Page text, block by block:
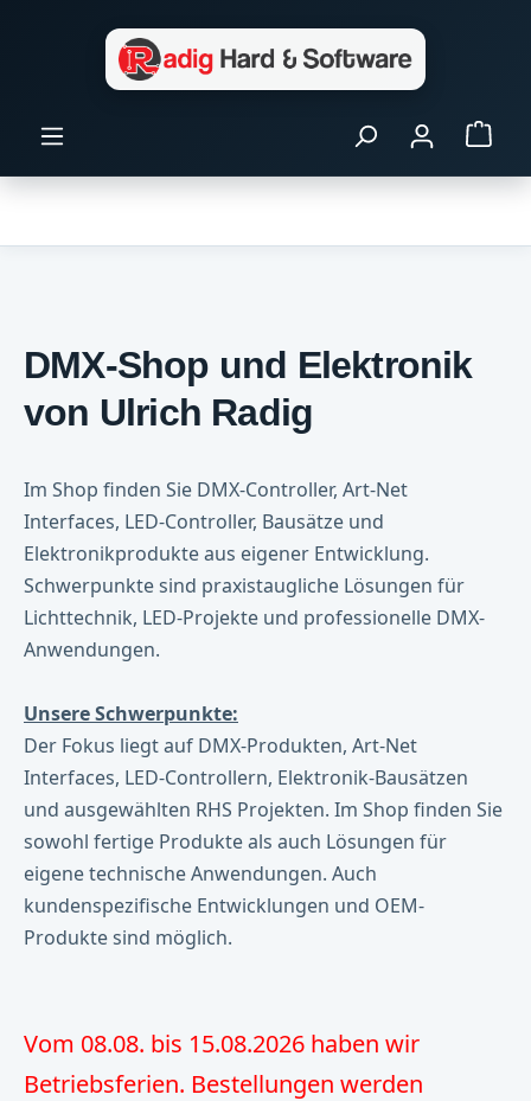
Zum Hauptinhalt springen
DMX-Shop und Elektronik
von Ulrich Radig
Im Shop finden Sie DMX-Controller, Art-Net
Interfaces, LED-Controller, Bausätze und
Elektronikprodukte aus eigener Entwicklung.
Schwerpunkte sind praxistaugliche Lösungen für
Lichttechnik, LED-Projekte und professionelle DMX-
Anwendungen.
Unsere Schwerpunkte:
Der Fokus liegt auf DMX-Produkten, Art-Net
Interfaces, LED-Controllern, Elektronik-Bausätzen
und ausgewählten RHS Projekten. Im Shop finden Sie
sowohl fertige Produkte als auch Lösungen für
eigene technische Anwendungen. Auch
kundenspezifische Entwicklungen und OEM-
Produkte sind möglich.
Vom 08.08. bis 15.08.2026 haben wir
Betriebsferien. Bestellungen werden